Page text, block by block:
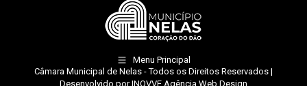
Menu Principal
Câmara Municipal de Nelas - Todos os Direitos Reservados |
Desenvolvido porINOVVE Agência Web Design